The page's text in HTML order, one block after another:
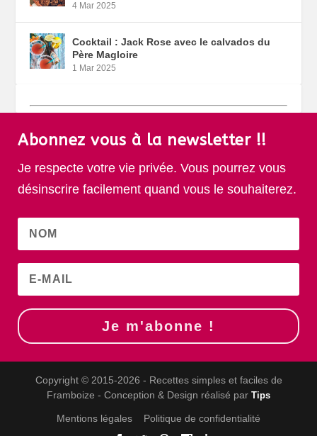
4 Mar 2025
Cocktail : Jack Rose avec le calvados du
Père Magloire
1 Mar 2025
Abonnez vous à la newsletter !!
Je respecte votre vie privée. Vous pourrez vous
désinscrire facilement quand vous le souhaiterez.
Je m'abonne !
Copyright © 2015-2026 - Recettes simples et faciles de
Framboize - Conception & Design réalisé par Tips
Mentions légales Politique de confidentialité